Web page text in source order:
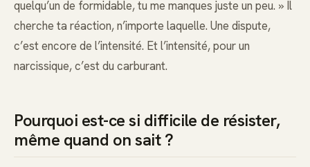
quelqu’un de formidable, tu me manques juste un peu. » Il
cherche ta réaction, n’importe laquelle. Une dispute,
c’est encore de l’intensité. Et l’intensité, pour un
narcissique, c’est du carburant.
Pourquoi est-ce si difficile de résister,
même quand on sait ?